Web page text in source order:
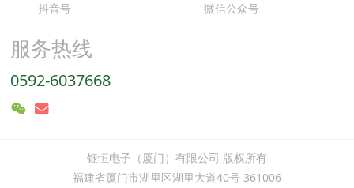
抖音号 微信公众号
服务热线
0592-6037668
钰恒电子（厦门）有限公司 版权所有
福建省厦门市湖里区湖里大道40号 361006